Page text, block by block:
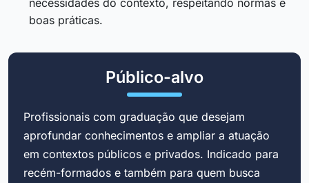
boas práticas.
Público-alvo
Profissionais com graduação que desejam
aprofundar conhecimentos e ampliar a atuação
em contextos públicos e privados. Indicado para
recém-formados e também para quem busca